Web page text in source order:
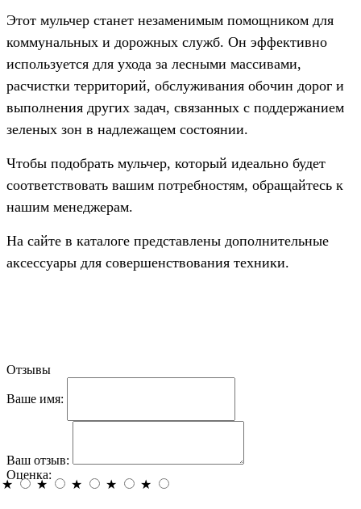
Этот мульчер станет незаменимым помощником для
коммунальных и дорожных служб. Он эффективно
используется для ухода за лесными массивами,
расчистки территорий, обслуживания обочин дорог и
выполнения других задач, связанных с поддержанием
зеленых зон в надлежащем состоянии.
Чтобы подобрать мульчер, который идеально будет
соответствовать вашим потребностям, обращайтесь к
нашим менеджерам.
На сайте в каталоге представлены дополнительные
аксессуары для совершенствования техники.
Отзывы
Ваше имя:
Ваш отзыв:
Оценка:
★
★
★
★
★